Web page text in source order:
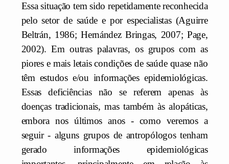
Essa situação tem sido repetidamente reconhecida
pelo setor de saúde e por especialistas (Aguirre
Beltrán, 1986; Hernández Bringas, 2007; Page,
2002). Em outras palavras, os grupos com as
piores e mais letais condições de saúde quase não
têm estudos e/ou informações epidemiológicas.
Essas deficiências não se referem apenas às
doenças tradicionais, mas também às alopáticas,
embora nos últimos anos - como veremos a
seguir - alguns grupos de antropólogos tenham
gerado informações epidemiológicas